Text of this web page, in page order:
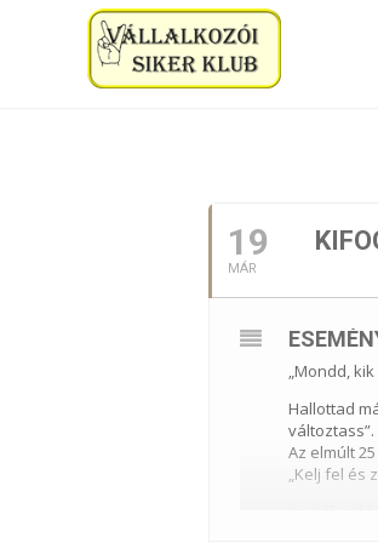
19
MÁR
„Mondd,
Hallottad
változtass”.
Az elmúlt
„Kelj fel és